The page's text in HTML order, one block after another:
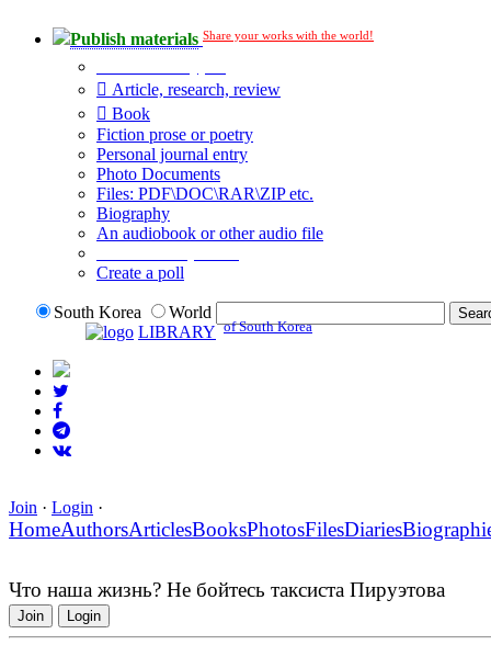
Publish materials Share your works with the world!
Article, research, review
Book
Fiction prose or poetry
Personal journal entry
Photo Documents
Files: PDF\DOC\RAR\ZIP etc.
Biography
An audiobook or other audio file
Create a poll
South Korea
World
LIBRARY of South Korea
Join · Login ·
HomeAuthorsArticlesBooksPhotosFilesDiaries
Что наша жизнь? Не бойтесь таксиста Пируэтова
Join Login